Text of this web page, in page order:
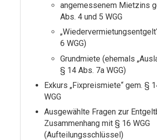
angemessenem Mietzins
Abs. 4 und 5 WGG
6 WGG)
Grundmiete (ehemals
§ 14 Abs. 7a WGG)
Exkurs „Fixpreismiete“ gem. §
WGG
Ausgewählte Fragen zur
Zusammenhang mit § 16 WGG
(Aufteilungsschlüssel)